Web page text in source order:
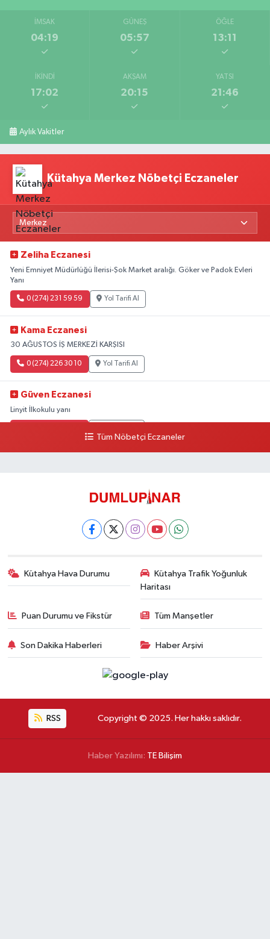
İMSAK
04:19
GÜNEŞ
05:57
ÖĞLE
13:11
İKINDI
17:02
AKŞAM
20:15
YATSI
21:46
Aylık Vakitler
Kütahya Merkez Nöbetçi Eczaneler
Zeliha Eczanesi
Yeni Emniyet Müdürlüğü İlerisi-Şok Market aralığı. Göker ve Padok Evleri
Yanı
0 (274) 231 59 59 Yol Tarifi Al
Kama Eczanesi
30 AĞUSTOS İŞ MERKEZİ KARŞISI
0 (274) 226 30 10 Yol Tarifi Al
Güven Eczanesi
Linyit İlkokulu yanı
Tüm Nöbetçi Eczaneler
Kütahya Hava Durumu
Kütahya Trafik Yoğunluk
Haritası
Puan Durumu ve Fikstür Tüm Manşetler
Son Dakika Haberleri Haber Arşivi
RSS Copyright © 2025. Her hakkı saklıdır.
Haber Yazılımı: TE Bilişim